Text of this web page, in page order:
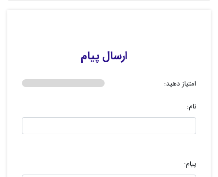
ارسال پیام
امتیاز دهید:
نام:
پیام: